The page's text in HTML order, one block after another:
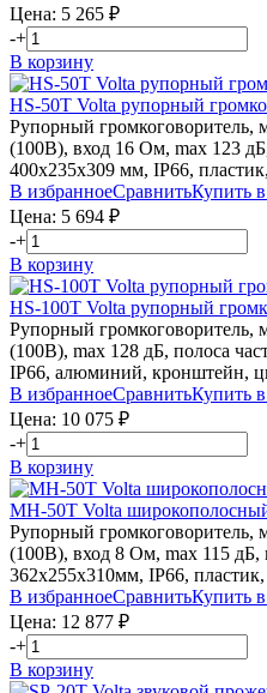
Цена: 5 265 ₽
-+
В корзину
HS-50T Volta рупорный
Рупорный громкоговоритель,
(100В), вход 16 Ом, max 123
400х235х309 мм, IP66,
В избранноеСравнитьКупить
Цена: 5 694 ₽
-+
В корзину
HS-100T Volta рупорный
Рупорный громкоговоритель,
(100В), max 128 дБ, полоса
IP66, алюминий, кронштейн,
В избранноеСравнитьКупить
Цена: 10 075 ₽
-+
В корзину
MH-50T Volta
Рупорный громкоговоритель,
(100В), вход 8 Ом, max 115 дБ,
362х255х310мм, IP66,
В избранноеСравнитьКупить
Цена: 12 877 ₽
-+
В корзину